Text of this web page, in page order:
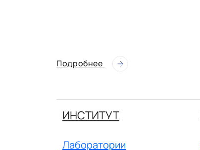
Подробнее
ИНСТИТУТ
Лаборатории